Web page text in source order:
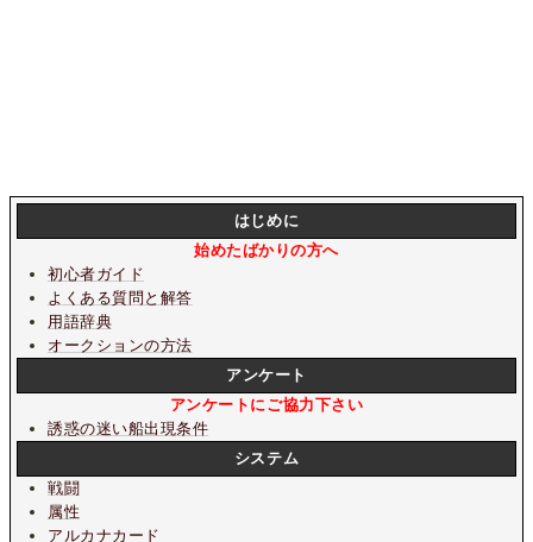
はじめに
始めたばかりの方へ
初心者ガイド
よくある質問と解答
用語辞典
オークションの方法
アンケート
アンケートにご協力下さい
誘惑の迷い船出現条件
システム
戦闘
属性
アルカナカード